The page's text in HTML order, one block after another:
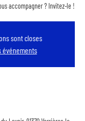
accompagner ? Invitez-le !
sont closes
événements